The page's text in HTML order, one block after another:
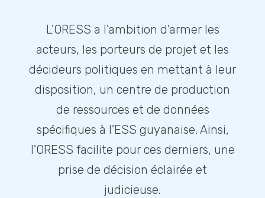
L'ORESS a l'ambition d'armer les
acteurs, les porteurs de projet et les
décideurs politiques en mettant à leur
disposition, un centre de production
de ressources et de données
spécifiques à l'ESS guyanaise. Ainsi,
l'ORESS facilite pour ces derniers, une
prise de décision éclairée et
judicieuse.